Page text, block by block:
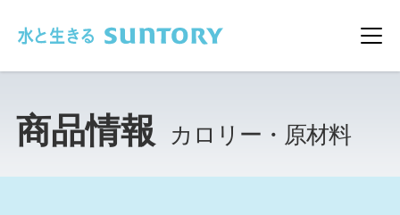
メ
商品情報 カロリー・原材料